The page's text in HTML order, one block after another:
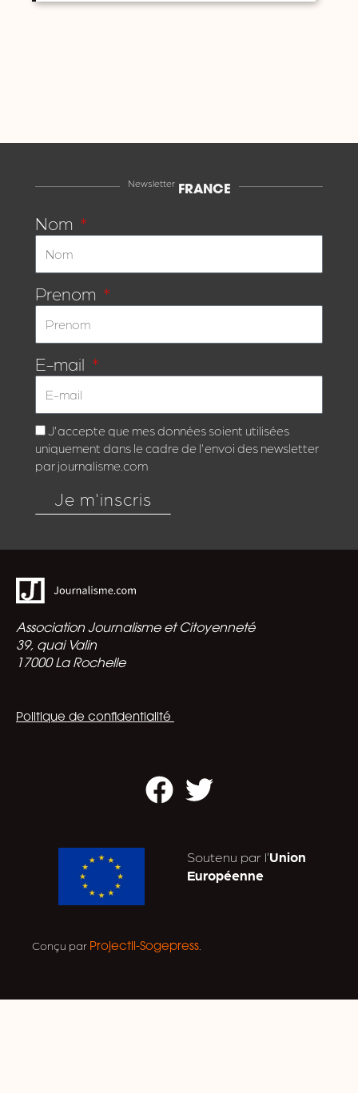
Newsletter
FRANCE
Nom
Prenom
E-mail
J'accepte que mes données soient utilisées
uniquement dans le cadre de l'envoi des newsletter
par journalisme.com
Je m'inscris
Association Journalisme et Citoyenneté
39, quai Valin
17000 La Rochelle
Politique de confidentialité
Facebook
Twitter
Soutenu par l’Union
Européenne
Conçu par Projectil-Sogepress